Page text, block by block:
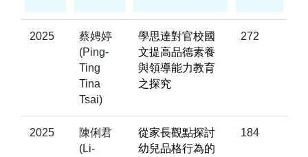
2025
蔡娉婷
(Ping-
Ting
Tina
Tsai)
學思達對官校國
文提高品德素養
與領導能力教育
之探究
272
2025
陳俐君
(Li-
從家長觀點探討
幼兒品格行為的
184